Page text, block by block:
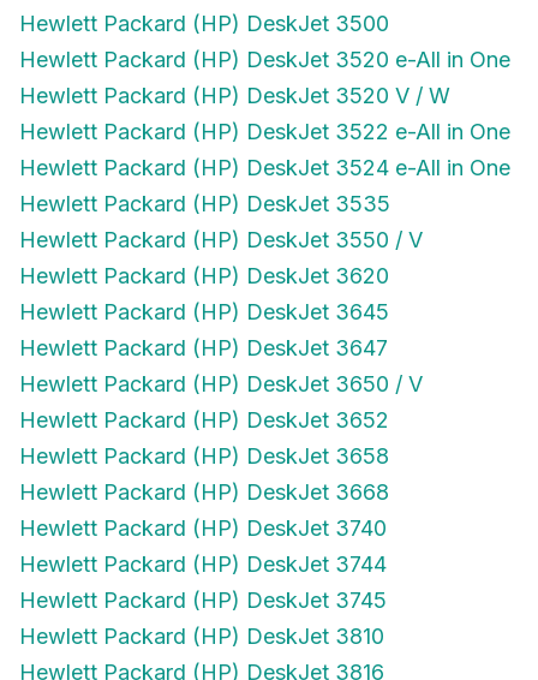
Hewlett Packard (HP) DeskJet 3500
Hewlett Packard (HP) DeskJet 3520 e-All in One
Hewlett Packard (HP) DeskJet 3520 V / W
Hewlett Packard (HP) DeskJet 3522 e-All in One
Hewlett Packard (HP) DeskJet 3524 e-All in One
Hewlett Packard (HP) DeskJet 3535
Hewlett Packard (HP) DeskJet 3550 / V
Hewlett Packard (HP) DeskJet 3620
Hewlett Packard (HP) DeskJet 3645
Hewlett Packard (HP) DeskJet 3647
Hewlett Packard (HP) DeskJet 3650 / V
Hewlett Packard (HP) DeskJet 3652
Hewlett Packard (HP) DeskJet 3658
Hewlett Packard (HP) DeskJet 3668
Hewlett Packard (HP) DeskJet 3740
Hewlett Packard (HP) DeskJet 3744
Hewlett Packard (HP) DeskJet 3745
Hewlett Packard (HP) DeskJet 3810
Hewlett Packard (HP) DeskJet 3816